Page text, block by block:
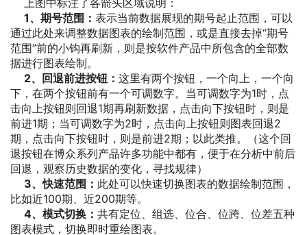
1、期号范围： 表示当前数据展现的期号起止范围，可以
通过此处来调整数据图表的绘制范围，或是直接去掉“期号
范围”前的小钩再刷新，则是按软件产品中所包含的全部数
据进行图表绘制。
2、回退前进按钮： 这里有两个按钮，一个向上，一个向
下，在两个按钮前有一个可调数字。当可调数字为1时，点
击向上按钮则回退1期再刷新数据，点击向下按钮时，则是
前进1期；当可调数字为2时，点击向上按钮则图表回退2
期，点击向下按钮时，则是前进2期；以此类推。（这个回
退按钮在博众系列产品许多功能中都有，便于在分析中前后
回退，观察历史数据的变化，寻找规律）
3、快速范围： 此处可以快速切换图表的数据绘制范围，
比如近100期、近200期等。
4、模式切换： 共有定位、组选、位合、位跨、位差五种
图表模式，切换即时重绘图表。